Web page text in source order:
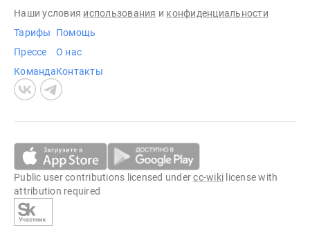
Наши условия использования и конфиденциальности
Тарифы
Прессе
Команда
Помощь
О нас
Контакты
Public user contributions licensed undercc-wiki license with
attribution required